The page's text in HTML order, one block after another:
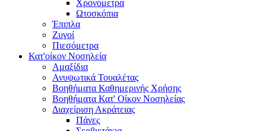
Χρονόμετρα
Ωτοσκόπια
Έπιπλα
Ζυγοί
Πιεσόμετρα
Κατ'οίκον Νοσηλεία
Αμαξίδια
Ανυψωτικά Τουαλέτας
Βοηθήματα Καθημερινής Χρήσης
Βοηθήματα Κατ' Οίκον Νοσηλείας
Διαχείριση Ακράτειας
Πάνες